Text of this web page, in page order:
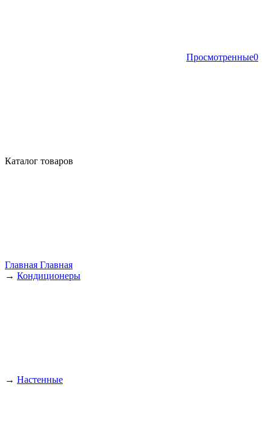
Просмотренные0
Каталог товаров
Главная Главная
→ Кондиционеры
→ Настенные